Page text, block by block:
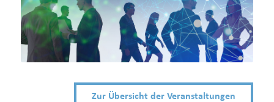
Zur Übersicht der Veranstaltungen